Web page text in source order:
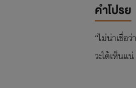
คำโปรย
“ไม่น่าเชื่อ
วะได้เห็นแน่